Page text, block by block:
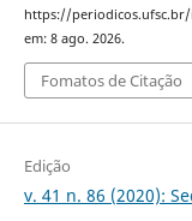
https://periodicos.ufsc.br/
em: 8 ago. 2026.
Fomatos de Citação
Edição
v. 41 n. 86 (2020):